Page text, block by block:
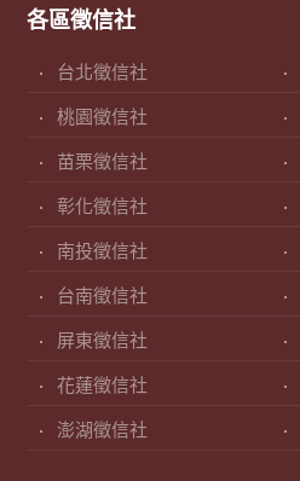
各區徵信社
台北徵信社
桃園徵信社
苗栗徵信社
彰化徵信社
南投徵信社
台南徵信社
屏東徵信社
花蓮徵信社
澎湖徵信社